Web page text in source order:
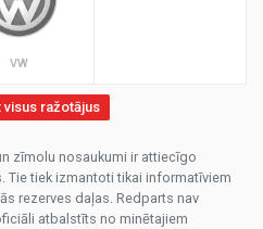
VW
ražotājus
zīmolu nosaukumi ir attiecīgo
Tie tiek izmantoti tikai informatīviem
rezerves daļas. Redparts nav
atbalstīts no minētajiem